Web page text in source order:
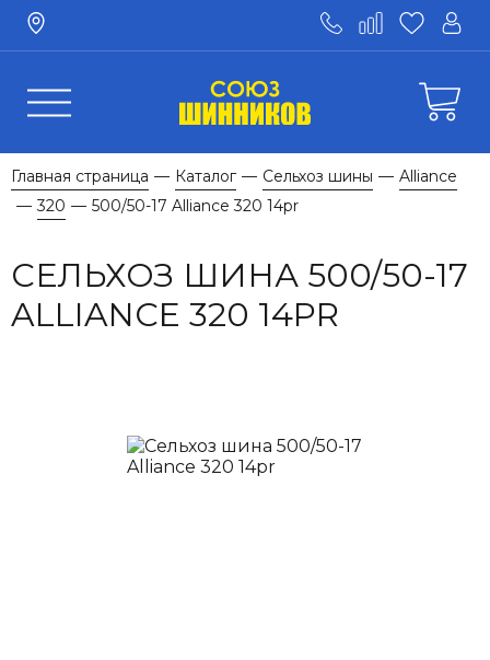
Главная страница — Каталог — Сельхоз шины — Alliance
— 320 — 500/50-17 Allianсe 320 14pr
СЕЛЬХОЗ ШИНА 500/50-17
ALLIANСE 320 14PR